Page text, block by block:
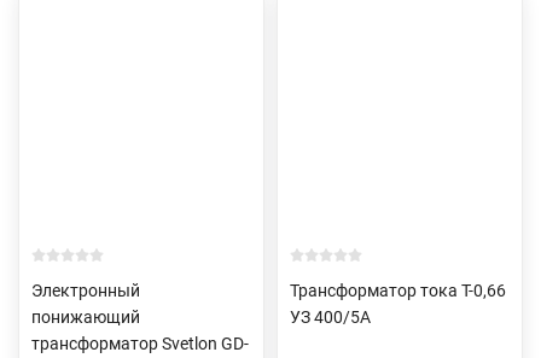
Электронный
понижающий
трансформатор Svetlon GD-
Трансформатор тока Т-0,66
УЗ 400/5А